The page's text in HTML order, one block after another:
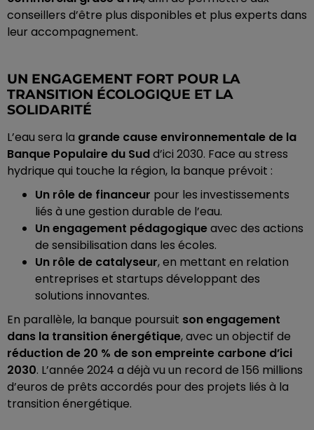
conseillers d’être plus disponibles et plus experts dans
leur accompagnement.
UN ENGAGEMENT FORT POUR LA
TRANSITION ÉCOLOGIQUE ET LA
SOLIDARITÉ
L’eau sera la grande cause environnementale de la
Banque Populaire du Sudd’ici 2030. Face au stress
hydrique qui touche la région, la banque prévoit :
Un rôle de financeur pour les investissements
liés à une gestion durable de l’eau.
Un engagement pédagogiqueavec des actions
de sensibilisation dans les écoles.
Un rôle de catalyseur, en mettant en relation
entreprises et startups développant des
solutions innovantes.
En parallèle, la banque poursuit son engagement
dans la transition énergétique, avec un objectif de
réduction de 20 % de son empreinte carbone d’ici
2030. L’année 2024 a déjà vu un record de 156 millions
d’euros de prêts accordés pour des projets liés à la
transition énergétique.